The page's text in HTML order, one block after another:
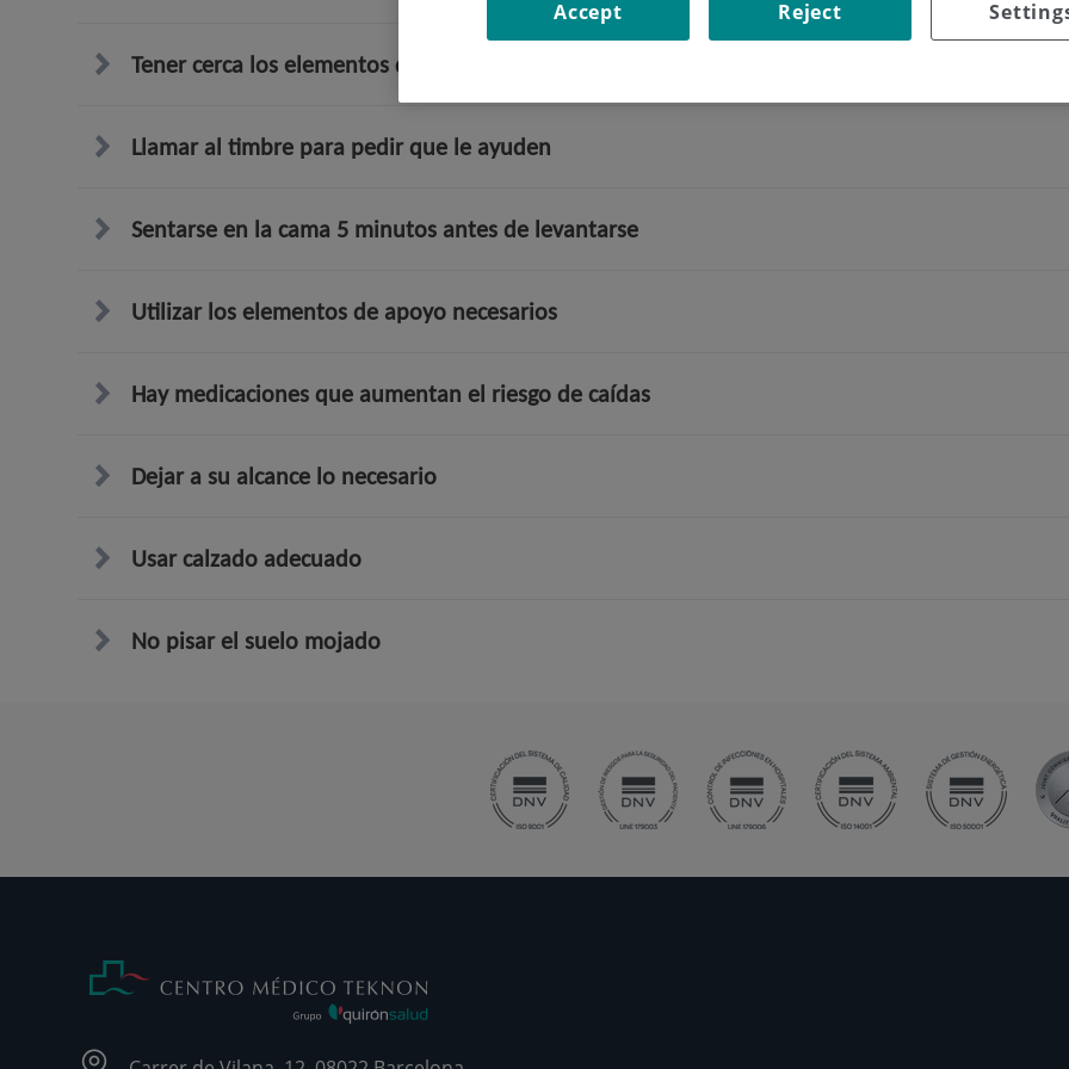
Tener cerca los elementos de soporte
Llamar al timbre para pedir que le ayuden
Sentarse en la cama 5 minutos antes de levantarse
Utilizar los elementos de apoyo necesarios
Hay medicaciones que aumentan el riesgo de caídas
Dejar a su alcance lo necesario
Usar calzado adecuado
No pisar el suelo mojado
Reject
Accept